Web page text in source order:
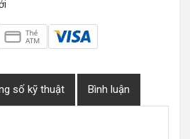
số kỹ thuật Bình luận